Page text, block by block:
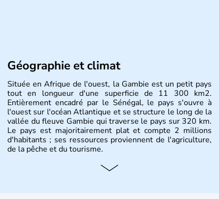
Géographie et climat
Située en Afrique de l'ouest, la Gambie est un petit pays
tout en longueur d'une superficie de 11 300 km2.
Entièrement encadré par le Sénégal, le pays s'ouvre à
l'ouest sur l'océan Atlantique et se structure le long de la
vallée du fleuve Gambie qui traverse le pays sur 320 km.
Le pays est majoritairement plat et compte 2 millions
d'habitants ; ses ressources proviennent de l'agriculture,
de la pêche et du tourisme.